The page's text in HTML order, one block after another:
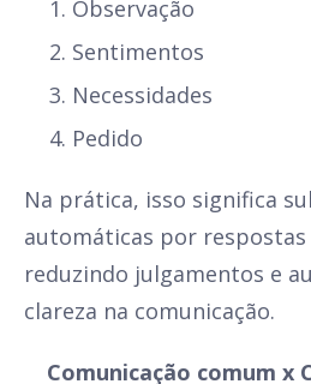
Observação
Sentimentos
Necessidades
Pedido
Na prática, isso significa
automáticas por respostas
reduzindo julgamentos e
clareza na comunicação.
Comunicação comum x